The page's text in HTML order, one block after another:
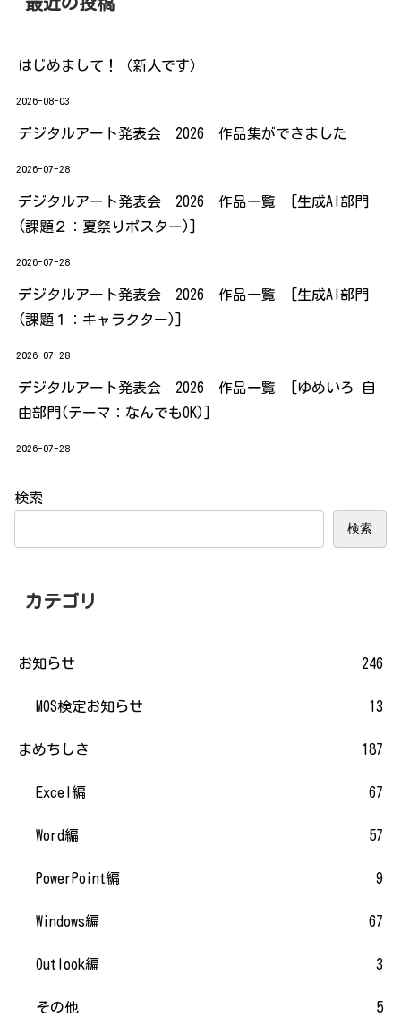
はじめまして！（新人です）
2026-08-03
デジタルアート発表会 2026 作品集ができました
2026-07-28
デジタルアート発表会 2026 作品一覧 [生成AI部門
(課題２：夏祭りポスター)]
2026-07-28
デジタルアート発表会 2026 作品一覧 [生成AI部門
(課題１：キャラクター)]
2026-07-28
デジタルアート発表会 2026 作品一覧 [ゆめいろ 自
由部門(テーマ：なんでもOK)]
2026-07-28
検索
検索
カテゴリ
お知らせ 246
MOS検定お知らせ 13
まめちしき 187
Excel編 67
Word編 57
PowerPoint編 9
Windows編 67
Outlook編 3
その他 5